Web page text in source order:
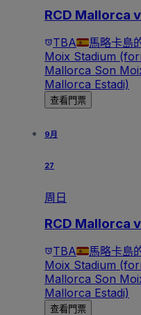
RCD Mallorca
TBA 馬略卡島
Moix Stadium
Mallorca Son
Mallorca Estadi)
查看門票
9月
27
周日
RCD Mallorca
TBA 馬略卡島
Moix Stadium
Mallorca Son
Mallorca Estadi)
查看門票